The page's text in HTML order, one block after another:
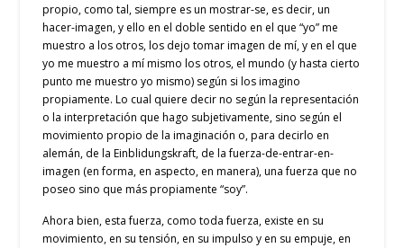
propio, como tal, siempre es un mostrar-se, es decir, un
hacer-imagen, y ello en el doble sentido en el que “yo” me
muestro a los otros, los dejo tomar imagen de mí, y en el que
yo me muestro a mí mismo los otros, el mundo (y hasta cierto
punto me muestro yo mismo) según si los imagino
propiamente. Lo cual quiere decir no según la representación
o la interpretación que hago subjetivamente, sino según el
movimiento propio de la imaginación o, para decirlo en
alemán, de la Einblidungskraft, de la fuerza-de-entrar-en-
imagen (en forma, en aspecto, en manera), una fuerza que no
poseo sino que más propiamente “soy”.
Ahora bien, esta fuerza, como toda fuerza, existe en su
movimiento, en su tensión, en su impulso y en su empuje, en